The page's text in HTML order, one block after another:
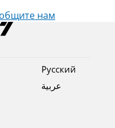
нам
Pусский
عربية